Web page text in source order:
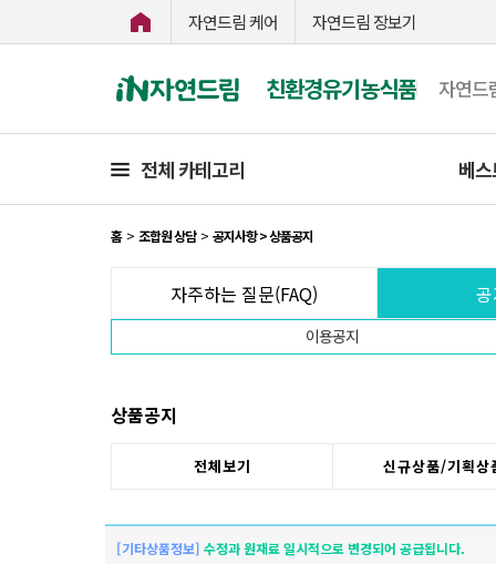
자연드림 케어 자연드림 장보기
친환경유기농식품 자연드
전체 카테고리 베
홈> 조합원 상담> 공지사항 > 상품공지
자주하는 질문(FAQ)
이용공지
상품공지
전체보기 신규상품/기획상
[기타상품정보] 수정과 원재료 일시적으로 변경되어 공급됩니다.